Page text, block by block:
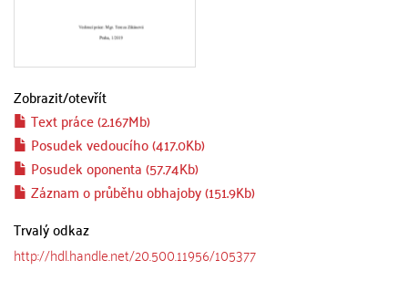
Zobrazit/otevřít
Text práce (2.167Mb)
Posudek vedoucího (417.0Kb)
Posudek oponenta (57.74Kb)
Záznam o průběhu obhajoby (151.9Kb)
Trvalý odkaz
http://hdl.handle.net/20.500.11956/105377